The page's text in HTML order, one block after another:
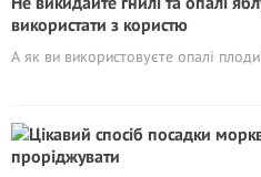
використати з користю
А як ви використовуєте опалі